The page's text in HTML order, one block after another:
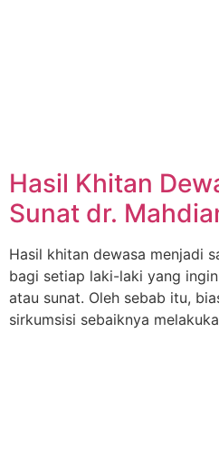
Hasil Khitan
Sunat dr.
Hasil khitan dewasa menjadi
bagi setiap laki-laki yang
atau sunat. Oleh sebab itu,
sirkumsisi sebaiknya